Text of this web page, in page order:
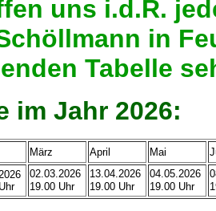
uns i.d.R.
in
Tabelle
im Jahr 2026:
März April Mai
02.03.2026
19.00 Uhr
13.04.2026
19.00 Uhr
04.05.2026
19.00 Uhr